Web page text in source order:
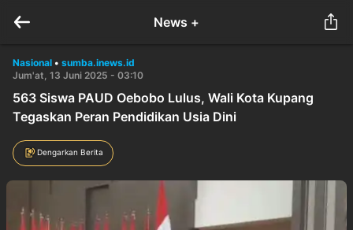
News +
Nasional • sumba.inews.id
Jum'at, 13 Juni 2025 - 03:10
563 Siswa PAUD Oebobo Lulus, Wali Kota Kupang
Tegaskan Peran Pendidikan Usia Dini
Dengarkan Berita